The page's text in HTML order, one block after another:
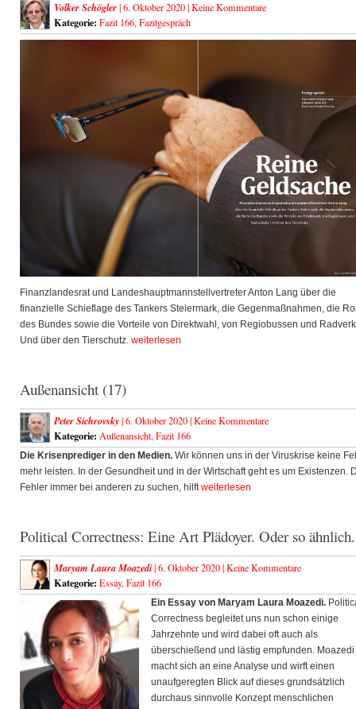
Volker Schögler| 6. Oktober 2020 |Keine Kommentare
Kategorie: Fazit 166, Fazitgespräch
Finanzlandesrat und Landeshauptmannstellvertreter Anton Lang über die
finanzielle Schieflage des Tankers Steiermark, die Gegenmaßnahmen, die
des Bundes sowie die Vorteile von Direktwahl, von Regiobussen und
Und über den Tierschutz. weiterlesen
Außenansicht (17)
Peter Sichrovsky| 6. Oktober 2020 |Keine Kommentare
Kategorie: Außenansicht, Fazit 166
Die Krisenprediger in den Medien. Wir können uns in der Viruskrise keine
mehr leisten. In der Gesundheit und in der Wirtschaft geht es um Existenzen.
Fehler immer bei anderen zu suchen, hilftweiterlesen
Political Correctness: Eine Art Plädoyer. Oder so ähnlich.
Maryam Laura Moazedi| 6. Oktober 2020 |Keine Kommentare
Kategorie: Essay, Fazit 166
Ein Essay von Maryam Laura Moazedi.
Correctness begleitet uns nun schon einige
Jahrzehnte und wird dabei oft auch als
überschießend und lästig empfunden. Moazedi
macht sich an eine Analyse und wirft einen
unaufgeregten Blick auf dieses grundsätzlich
durchaus sinnvolle Konzept menschlichen